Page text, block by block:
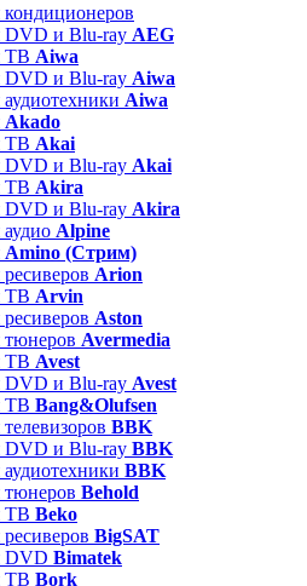
DVD и Blu-ray AEG
ТВ Aiwa
DVD и Blu-ray Aiwa
Aiwa
Akado
ТВ Akai
DVD и Blu-ray Akai
ТВ Akira
DVD и Blu-ray Akira
Alpine
Amino (Стрим)
Arion
ТВ Arvin
Aston
тюнеров Avermedia
ТВ Avest
DVD и Blu-ray Avest
ТВ Bang&Olufsen
BBK
DVD и Blu-ray BBK
BBK
тюнеров Behold
ТВ Beko
BigSAT
DVD Bimatek
ТВ Bork